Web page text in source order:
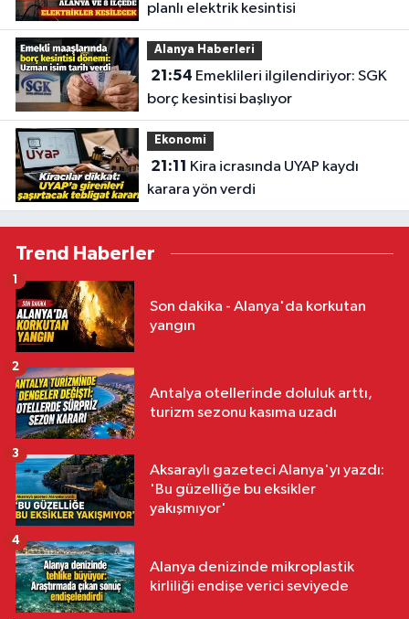
planlı elektrik kesintisi
Alanya Haberleri
21:54
borç kesintisi başlıyor
Ekonomi
21:11
karara yön verdi
Trend Haberler
Son dakika - Alanya'da korkutan
yangın
1
Antalya otellerinde doluluk arttı,
turizm sezonu kasıma uzadı
2
Aksaraylı gazeteci Alanya'yı yazdı:
'Bu güzelliğe bu eksikler
yakışmıyor'
3
Alanya denizinde mikroplastik
kirliliği endişe verici seviyede
4